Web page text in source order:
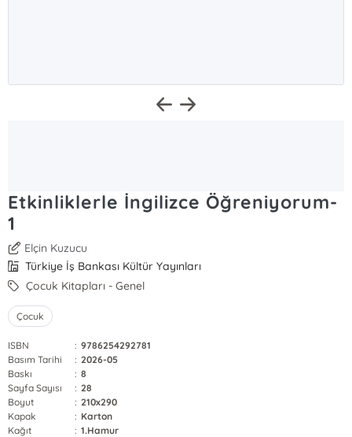
Etkinliklerle İngilizce Öğreniyorum-
1
Elçin Kuzucu
Türkiye İş Bankası Kültür Yayınları
Çocuk Kitapları - Genel
Çocuk
ISBN : 9786254292781
Basım Tarihi
: 2026-05
Baskı
: 8
Sayfa Sayısı
: 28
Boyut
: 210x290
Kapak
: Karton
Kağıt
: 1.Hamur